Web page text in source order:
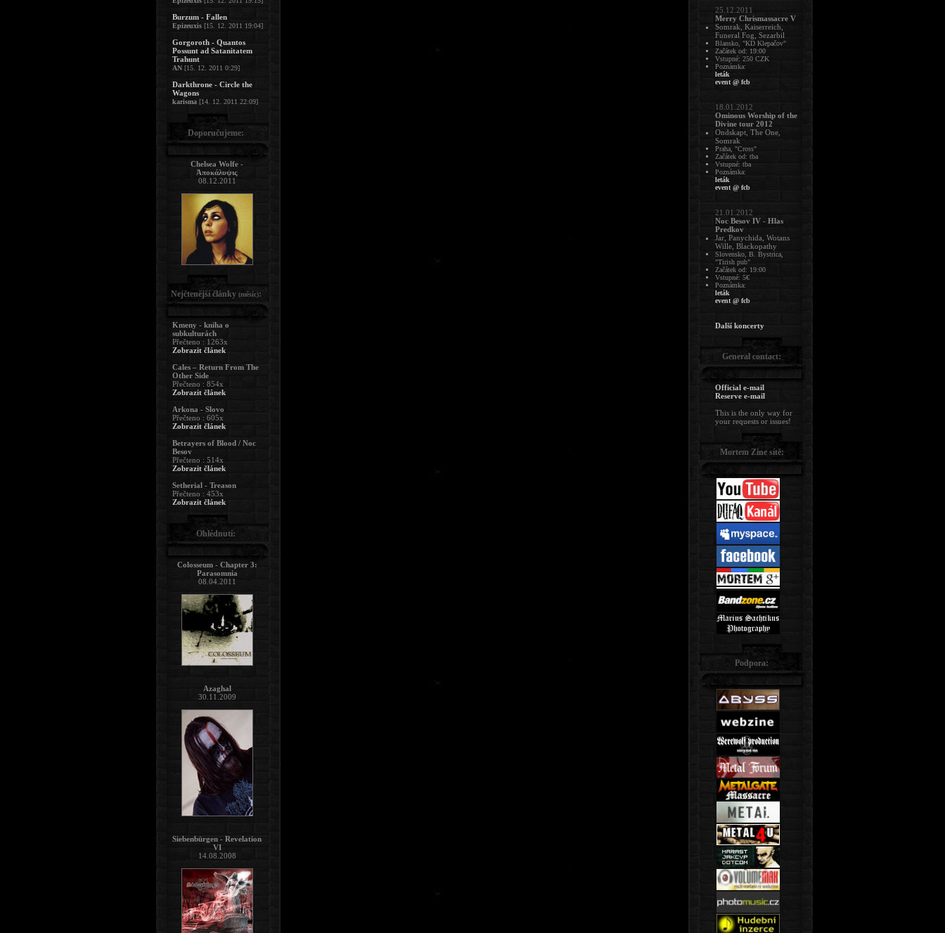
Burzum - Fallen
Epizeuxis [15. 12. 2011 19:04]
Gorgoroth - Quantos
Possunt ad Satanitatem
Trahunt
AN [15. 12. 2011 0:29]
Darkthrone - Circle the
Wagons
karisma [14. 12. 2011 22:09]
Doporučujeme:
Chelsea Wolfe -
Ἀποκάλυψις
08.12.2011
Nejčtenější články (měsíc):
Kmeny - kniha o
subkulturách
Přečteno : 1263x
Zobrazit článek
Cales – Return From The
Other Side
Přečteno : 854x
Zobrazit článek
Arkona - Slovo
Přečteno : 605x
Zobrazit článek
Betrayers of Blood / Noc
Besov
Přečteno : 514x
Zobrazit článek
Setherial - Treason
Přečteno : 453x
Zobrazit článek
Ohlédnutí:
Colosseum - Chapter 3:
Parasomnia
08.04.2011
Azaghal
30.11.2009
Siebenbürgen - Revelation
VI
14.08.2008
25.12.2011
Merry Chrismassacre V
Somrak, Kaiserreich,
Funeral Fog, Sezarbil
Blansko, "KD Klepačov"
Začátek od: 19:00
Vstupné: 250 CZK
Poznámka:
leták
event @ fcb
18.01.2012
Ominous Worship of the
Divine tour 2012
Ondskapt, The One,
Somrak
Praha, "Cross"
Začátek od: tba
Vstupné: tba
Poznámka:
leták
event @ fcb
21.01.2012
Noc Besov IV - Hlas
Predkov
Jar, Panychida, Wotans
Wille, Blackopathy
Slovensko, B. Bystrica,
"Tirish pub"
Začátek od: 19:00
Vstupné: 5€
Poznámka:
leták
event @ fcb
Další koncerty
General contact:
Official e-mail
Reserve e-mail
This is the only way for
your requests or issues!
Mortem Zine sítě:
Podpora: